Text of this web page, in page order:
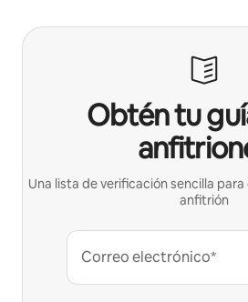
Obtén tu
Una lista de verificación sencilla
anfitrión
Correo electrónico*